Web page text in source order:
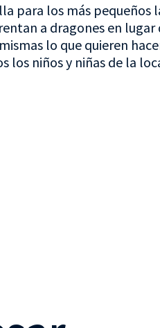
para los más pequeños
a dragones en lugar
lo que quieren
los niños y niñas de la